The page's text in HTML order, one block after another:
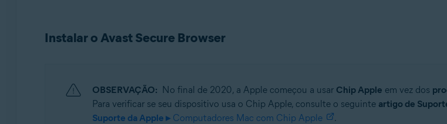
Instalar o Avast Secure Browser
OBSERVAÇÃO: No final de 2020, a Apple começou a usar Chip Apple em vez dos
Para verificar se seu dispositivo usa o Chip Apple, consulte o seguinte artigo de
Suporte da Apple ▸Computadores Mac com Chip Apple .